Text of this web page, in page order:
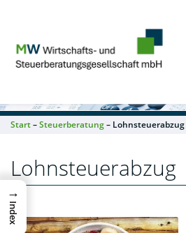
Start–Steuerberatung– Lohnsteuerabzug
Lohnsteuerabzug
→
Index